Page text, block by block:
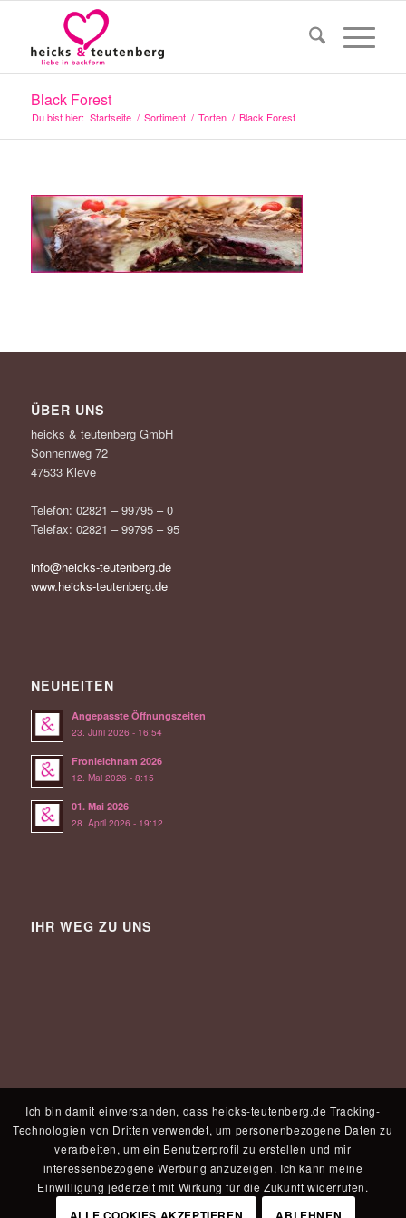
Black Forest
Du bist hier: Startseite / Sortiment / Torten / Black Forest
ÜBER UNS
heicks & teutenberg GmbH
Sonnenweg 72
47533 Kleve
Telefon: 02821 – 99795 – 0
Telefax: 02821 – 99795 – 95
info@heicks-teutenberg.de
www.heicks-teutenberg.de
NEUHEITEN
Angepasste Öffnungszeiten
23. Juni 2026 - 16:54
Fronleichnam 2026
12. Mai 2026 - 8:15
01. Mai 2026
28. April 2026 - 19:12
IHR WEG ZU UNS
Ich bin damit einverstanden, dass heicks-teutenberg.de Tracking-
Technologien von Dritten verwendet, um personenbezogene Daten zu
verarbeiten, um ein Benutzerprofil zu erstellen und mir
interessenbezogene Werbung anzuzeigen. Ich kann meine
Einwilligung jederzeit mit Wirkung für die Zukunft widerrufen.